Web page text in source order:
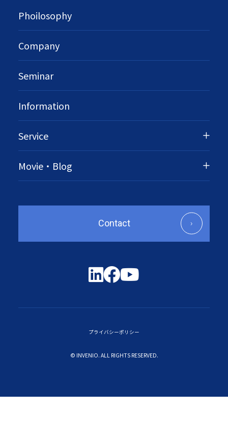
Phoilosophy
Company
Seminar
Information
Service
Movie・Blog
Contact
プライバシーポリシー
© INVENIO. ALL RIGHTS RESERVED.